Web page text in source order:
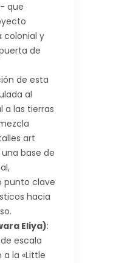
que
colonial y
de
de esta
al
a las tierras
art
base de
punto clave
hacia
Eliya):
escala
la «Little